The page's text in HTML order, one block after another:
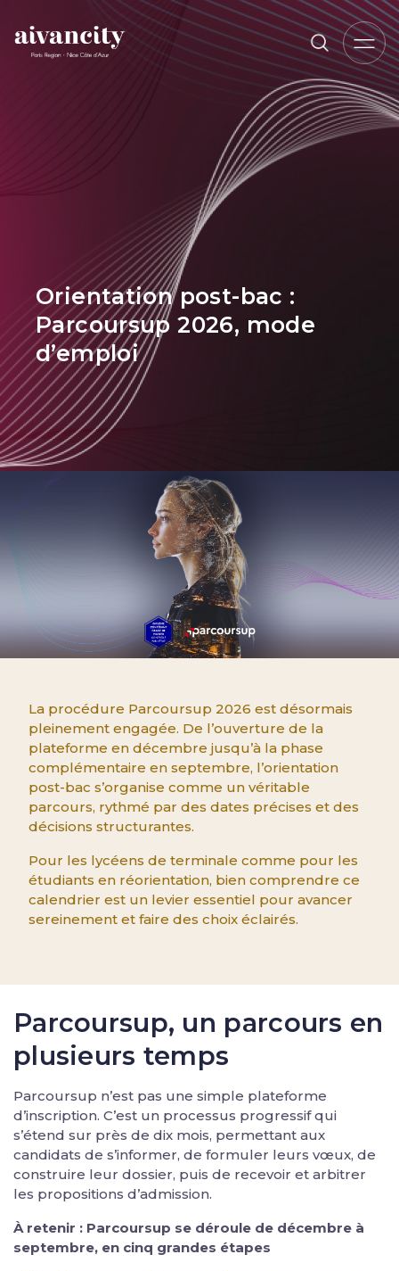
Aller au contenu principal
Fil d'Ariane
Orientation post-bac :
Parcoursup 2026, mode
d’emploi
La procédure Parcoursup 2026 est désormais
pleinement engagée. De l’ouverture de la
plateforme en décembre jusqu’à la phase
complémentaire en septembre, l’orientation
post-bac s’organise comme un véritable
parcours, rythmé par des dates précises et des
décisions structurantes.
Pour les lycéens de terminale comme pour les
étudiants en réorientation, bien comprendre ce
calendrier est un levier essentiel pour avancer
sereinement et faire des choix éclairés.
Parcoursup, un parcours en
plusieurs temps
Parcoursup n’est pas une simple plateforme
d’inscription. C’est un processus progressif qui
s’étend sur près de dix mois, permettant aux
candidats de s’informer, de formuler leurs vœux, de
construire leur dossier, puis de recevoir et arbitrer
les propositions d’admission.
À retenir : Parcoursup se déroule de décembre à
septembre, en cinq grandes étapes